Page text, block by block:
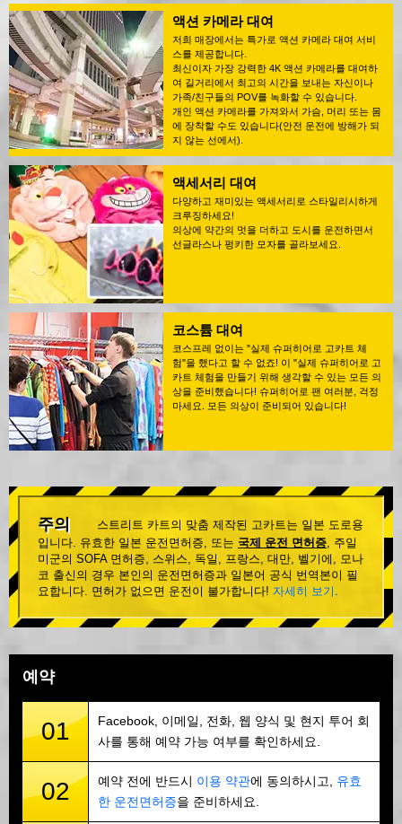
액션 카메라 대여
저희 매장에서는 특가로 액션 카메라 대여 서비
스를 제공합니다.
최신이자 가장 강력한 4K 액션 카메라를 대여하
여 길거리에서 최고의 시간을 보내는 자신이나
가족/친구들의 POV를 녹화할 수 있습니다.
개인 액션 카메라를 가져와서 가슴, 머리 또는 몸
에 장착할 수도 있습니다(안전 운전에 방해가 되
지 않는 선에서).
액세서리 대여
다양하고 재미있는 액세서리로 스타일리시하게
크루징하세요!
의상에 약간의 멋을 더하고 도시를 운전하면서
선글라스나 펑키한 모자를 골라보세요.
코스튬 대여
코스프레 없이는 "실제 슈퍼히어로 고카트 체
험"을 했다고 할 수 없죠! 이 "실제 슈퍼히어로 고
카트 체험을 만들기 위해 생각할 수 있는 모든 의
상을 준비했습니다! 슈퍼히어로 팬 여러분, 걱정
마세요. 모든 의상이 준비되어 있습니다!
주의
스트리트 카트의 맞춤 제작된 고카트는 일본 도로용
입니다. 유효한 일본 운전면허증, 또는 국제 운전 면허증, 주일
미군의 SOFA 면허증, 스위스, 독일, 프랑스, 대만, 벨기에, 모나
코 출신의 경우 본인의 운전면허증과 일본어 공식 번역본이 필
요합니다. 면허가 없으면 운전이 불가합니다! 자세히 보기 .
예약
01
Facebook, 이메일, 전화, 웹 양식 및 현지 투어 회
사를 통해 예약 가능 여부를 확인하세요.
02 예약 전에 반드시 이용 약관에 동의하시고, 유효
한 운전면허증을 준비하세요.